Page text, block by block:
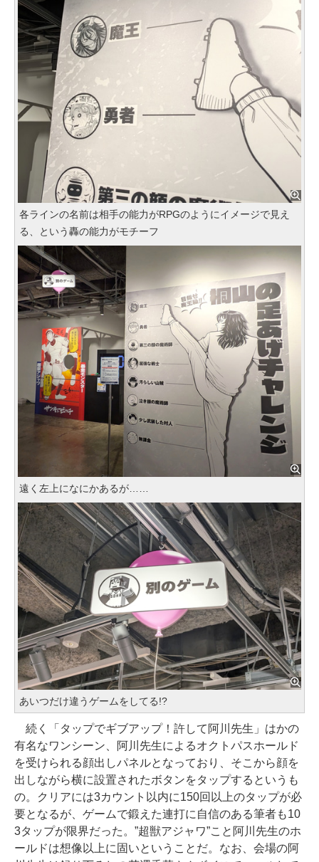
各ラインの名前は相手の能力がRPGのようにイメージで見え
る、という轟の能力がモチーフ
遠く左上になにかあるが……
あいつだけ違うゲームをしてる!?
続く「タップでギブアップ！許して阿川先生」はかの
有名なワンシーン、阿川先生によるオクトパスホールド
を受けられる顔出しパネルとなっており、そこから顔を
出しながら横に設置されたボタンをタップするというも
の。クリアには3カウント以内に150回以上のタップが必
要となるが、ゲームで鍛えた連打に自信のある筆者も10
3タップが限界だった。”超獣アジャワ”こと阿川先生のホ
ールドは想像以上に固いということだ。なお、会場の阿